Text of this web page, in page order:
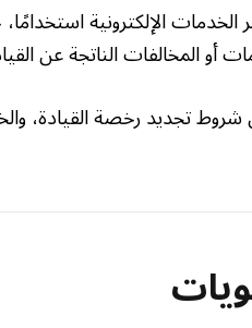
الخدمات الإلكترونية
أو المخالفات الناتجة عن
تجديد رخصة القيادة،